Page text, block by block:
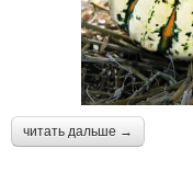
читать дальше →